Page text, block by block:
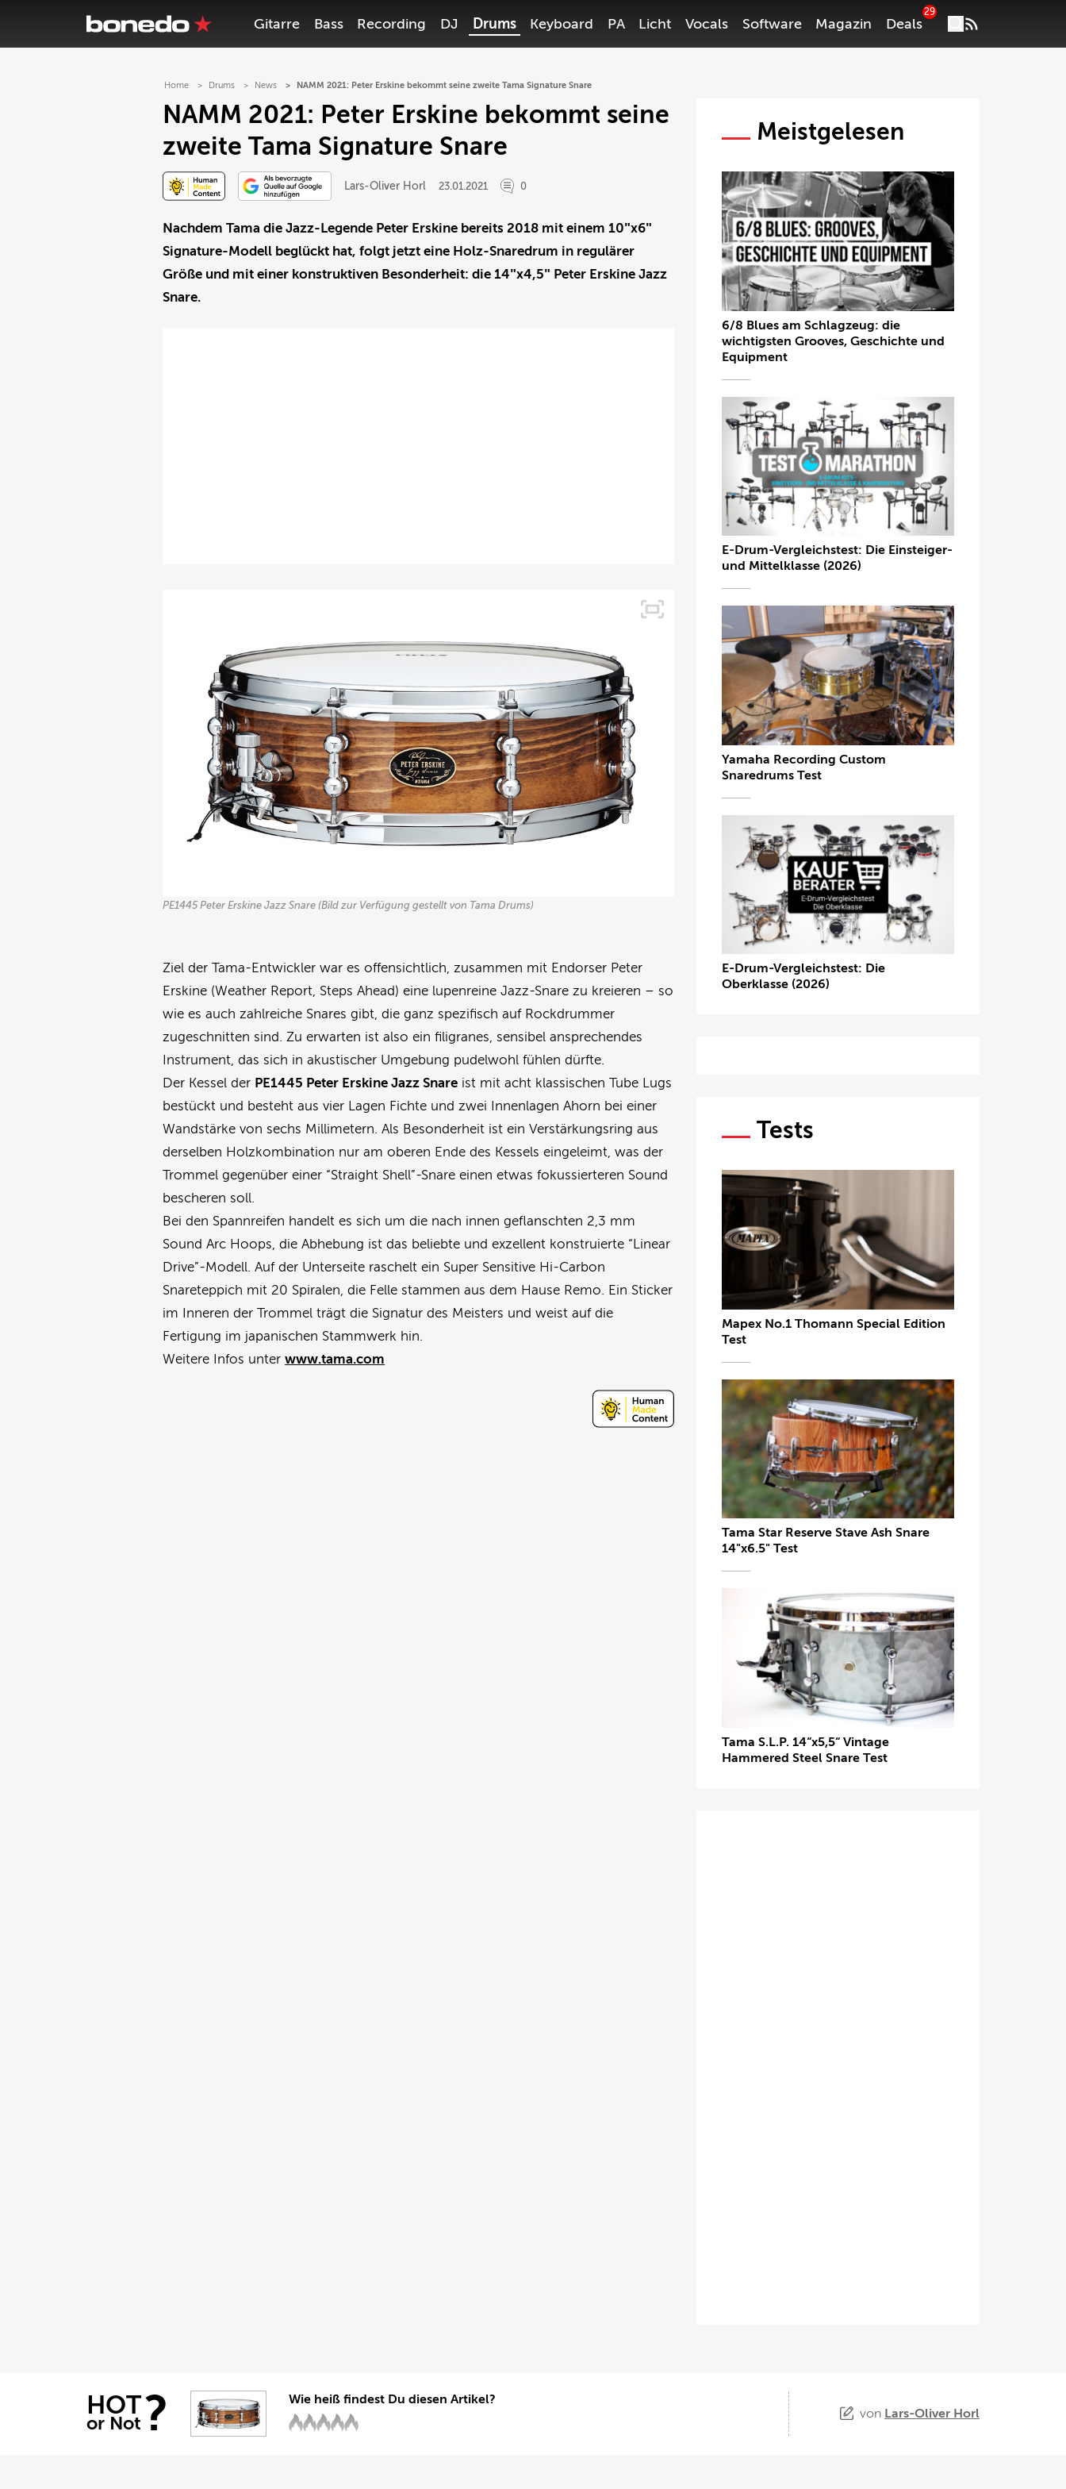
Gitarre Bass Recording DJ Drums Keyboard PA Licht Vocals Software Magazin Deals
29
Home Drums News NAMM 2021: Peter Erskine bekommt seine zweite Tama Signature Snare
NAMM 2021: Peter Erskine bekommt seine
zweite Tama Signature Snare
Lars-Oliver Horl 23.01.2021 0
Nachdem Tama die Jazz-Legende Peter Erskine bereits 2018 mit einem 10″x6″
Signature-Modell beglückt hat, folgt jetzt eine Holz-Snaredrum in regulärer
Größe und mit einer konstruktiven Besonderheit: die 14″x4,5″ Peter Erskine Jazz
Snare.
PE1445 Peter Erskine Jazz Snare (Bild zur Verfügung gestellt von Tama Drums)
Ziel der Tama-Entwickler war es offensichtlich, zusammen mit Endorser Peter
Erskine (Weather Report, Steps Ahead) eine lupenreine Jazz-Snare zu kreieren – so
wie es auch zahlreiche Snares gibt, die ganz spezifisch auf Rockdrummer
zugeschnitten sind. Zu erwarten ist also ein filigranes, sensibel ansprechendes
Instrument, das sich in akustischer Umgebung pudelwohl fühlen dürfte.
Der Kessel der PE1445 Peter Erskine Jazz Snare ist mit acht klassischen Tube Lugs
bestückt und besteht aus vier Lagen Fichte und zwei Innenlagen Ahorn bei einer
Wandstärke von sechs Millimetern. Als Besonderheit ist ein Verstärkungsring aus
derselben Holzkombination nur am oberen Ende des Kessels eingeleimt, was der
Trommel gegenüber einer “Straight Shell”-Snare einen etwas fokussierteren Sound
bescheren soll.
Bei den Spannreifen handelt es sich um die nach innen geflanschten 2,3 mm
Sound Arc Hoops, die Abhebung ist das beliebte und exzellent konstruierte “Linear
Drive”-Modell. Auf der Unterseite raschelt ein Super Sensitive Hi-Carbon
Snareteppich mit 20 Spiralen, die Felle stammen aus dem Hause Remo. Ein Sticker
im Inneren der Trommel trägt die Signatur des Meisters und weist auf die
Fertigung im japanischen Stammwerk hin.
Weitere Infos unterwww.tama.com
Meistgelesen
6/8 Blues am Schlagzeug: die
wichtigsten Grooves, Geschichte und
Equipment
E-Drum-Vergleichstest: Die Einsteiger-
und Mittelklasse (2026)
Yamaha Recording Custom
Snaredrums Test
E-Drum-Vergleichstest: Die
Oberklasse (2026)
Tests
Mapex No.1 Thomann Special Edition
Test
Tama Star Reserve Stave Ash Snare
14"x6.5" Test
Tama S.L.P. 14“x5,5“ Vintage
Hammered Steel Snare Test
HOT
or Not ?
Wie heiß findest Du diesen Artikel?
von Lars-Oliver Horl